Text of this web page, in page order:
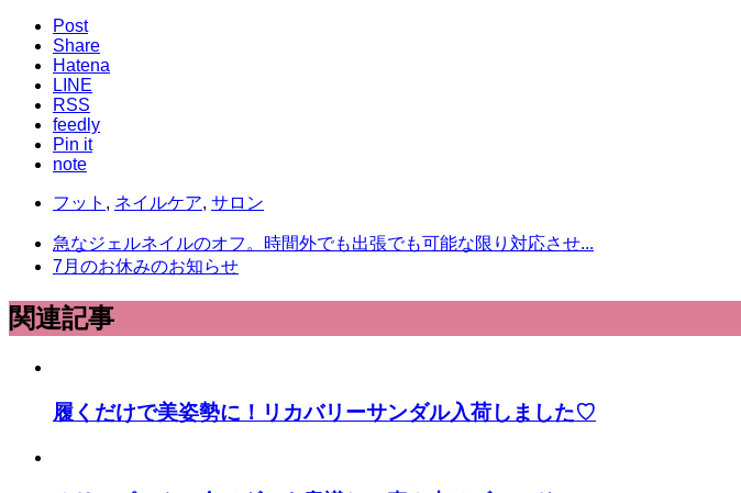
Post
Share
Hatena
LINE
RSS
feedly
Pin it
note
フット , ネイルケア, サロン
急なジェルネイルのオフ。時間外でも出張でも可能な限り対応させ...
7月のお休みのお知らせ
関連記事
履くだけで美姿勢に！リカバリーサンダル入荷しました♡